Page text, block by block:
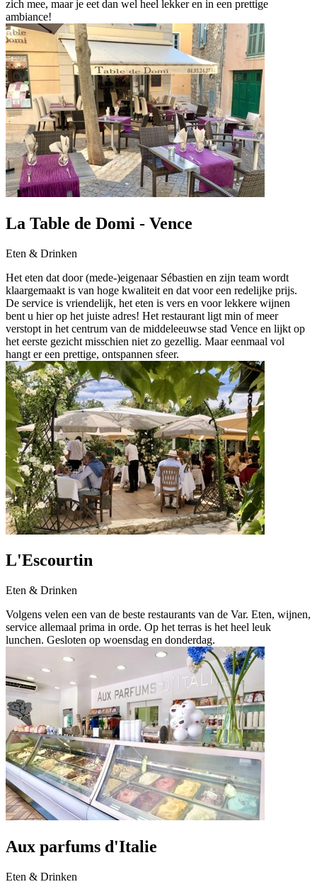
zich mee, maar je eet dan wel heel lekker en in een prettige
ambiance!
La Table de Domi - Vence
Eten & Drinken
Het eten dat door (mede-)eigenaar Sébastien en zijn team wordt
klaargemaakt is van hoge kwaliteit en dat voor een redelijke prijs.
De service is vriendelijk, het eten is vers en voor lekkere wijnen
bent u hier op het juiste adres! Het restaurant ligt min of meer
verstopt in het centrum van de middeleeuwse stad Vence en lijkt op
het eerste gezicht misschien niet zo gezellig. Maar eenmaal vol
hangt er een prettige, ontspannen sfeer.
L'Escourtin
Eten & Drinken
Volgens velen een van de beste restaurants van de Var. Eten, wijnen,
service allemaal prima in orde. Op het terras is het heel leuk
lunchen. Gesloten op woensdag en donderdag.
Aux parfums d'Italie
Eten & Drinken